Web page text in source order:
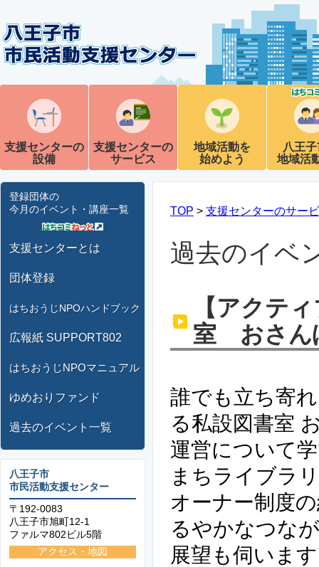
支援センターの
設備
支援センターの
サービス
地域活動を
始めよう
八王
地域活
登録団体の
今月のイベント・講座一覧
支援センターとは
団体登録
はちおうじNPOハンドブック
広報紙 SUPPORT802
はちおうじNPOマニュアル
ゆめおりファンド
過去のイベント一覧
八王子市
市民活動支援センター
〒192-0083
八王子市旭町12-1
ファルマ802ビル5階
アクセス・地図
TOP > 支援センターのサー
過去のイベ
【アクテ
室 おさ
誰でも立ち寄
る私設図書室
運営について
まちライブラ
オーナー制度
るやかなつな
展望も伺いま